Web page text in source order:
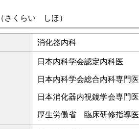
（さくらい しほ）
消化器内科
日本内科学会認定内科医
日本内科学会総合内科専門医
日本消化器内視鏡学会専門医
厚生労働省 臨床研修指導医